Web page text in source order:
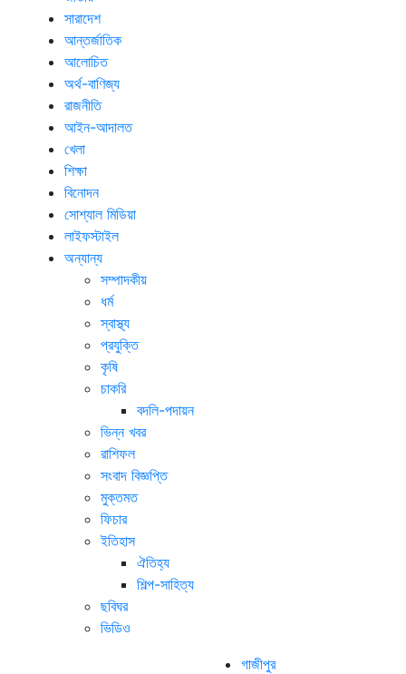
সারাদেশ
আন্তর্জাতিক
আলোচিত
অর্থ-বাণিজ্য
রাজনীতি
আইন-আদালত
খেলা
শিক্ষা
বিনোদন
সোশ্যাল মিডিয়া
লাইফস্টাইল
অন্যান্য
সম্পাদকীয়
ধর্ম
স্বাস্থ্য
প্রযুক্তি
কৃষি
চাকরি
বদলি-পদায়ন
ভিন্ন খবর
রাশিফল
সংবাদ বিজ্ঞপ্তি
মুক্তমত
ফিচার
ইতিহাস
ঐতিহ্য
শিল্প-সাহিত্য
ছবিঘর
ভিডিও
গাজীপুর